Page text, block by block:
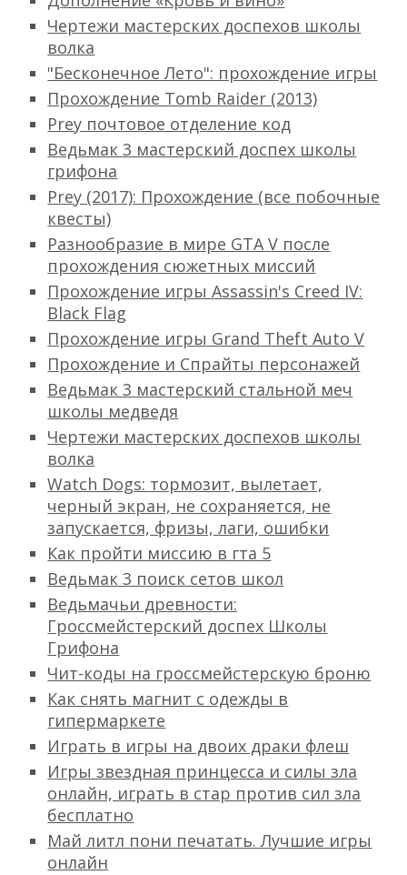
Чертежи мастерских доспехов школы
волка
"Бесконечное Лето": прохождение игры
Прохождение Tomb Raider (2013)
Prey почтовое отделение код
Ведьмак 3 мастерский доспех школы
грифона
Prey (2017): Прохождение (все побочные
квесты)
Разнообразие в мире GTA V после
прохождения сюжетных миссий
Прохождение игры Assassin's Creed IV:
Black Flag
Прохождение игры Grand Theft Auto V
Прохождение и Спрайты персонажей
Ведьмак 3 мастерский стальной меч
школы медведя
Чертежи мастерских доспехов школы
волка
Watch Dogs: тормозит, вылетает,
черный экран, не сохраняется, не
запускается, фризы, лаги, ошибки
Как пройти миссию в гта 5
Ведьмак 3 поиск сетов школ
Ведьмачьи древности:
Гроссмейстерский доспех Школы
Грифона
Чит-коды на гроссмейстерскую броню
Как снять магнит с одежды в
гипермаркете
Играть в игры на двоих драки флеш
Игры звездная принцесса и силы зла
онлайн, играть в стар против сил зла
бесплатно
Май литл пони печатать. Лучшие игры
онлайн